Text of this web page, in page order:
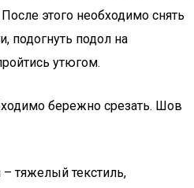
этого необходимо снять
подогнуть подол на
утюгом.
бережно срезать. Шов
– тяжелый текстиль,